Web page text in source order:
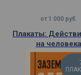
от 1 000 руб.
Плакаты:
на человека